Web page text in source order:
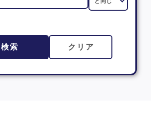
検索 クリア